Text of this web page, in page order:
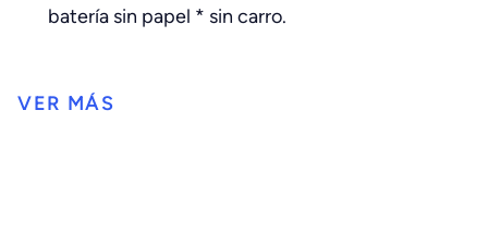
batería sin papel * sin carro.